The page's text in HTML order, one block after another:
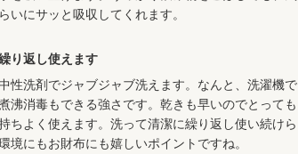
いにサッと吸収してくれます。
り返し使えます
性洗剤でジャブジャブ洗えます。なんと、洗濯機で
沸消毒もできる強さです。乾きも早いのでとっても
ちよく使えます。洗って清潔に繰り返し使い続けら
境にもお財布にも嬉しいポイントですね。